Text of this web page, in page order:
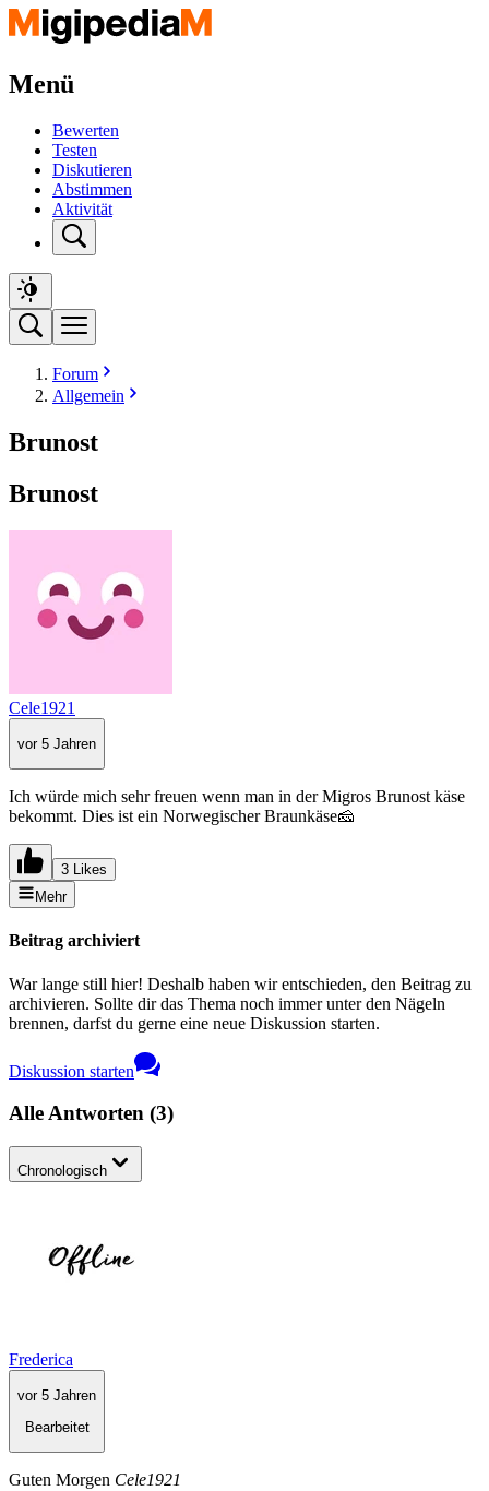
Menü
Bewerten
Testen
Diskutieren
Abstimmen
Aktivität
Forum
Allgemein
Brunost
Brunost
Cele1921
vor 5 Jahren
Ich würde mich sehr freuen wenn man in der Migros Brunost käse
bekommt. Dies ist ein Norwegischer Braunkäse🧀
3 Likes
Mehr
Beitrag archiviert
War lange still hier! Deshalb haben wir entschieden, den Beitrag zu
archivieren. Sollte dir das Thema noch immer unter den Nägeln
brennen, darfst du gerne eine neue Diskussion starten.
Diskussion starten
Alle Antworten (3)
Chronologisch
Frederica
vor 5 Jahren
Bearbeitet
Guten Morgen Cele1921